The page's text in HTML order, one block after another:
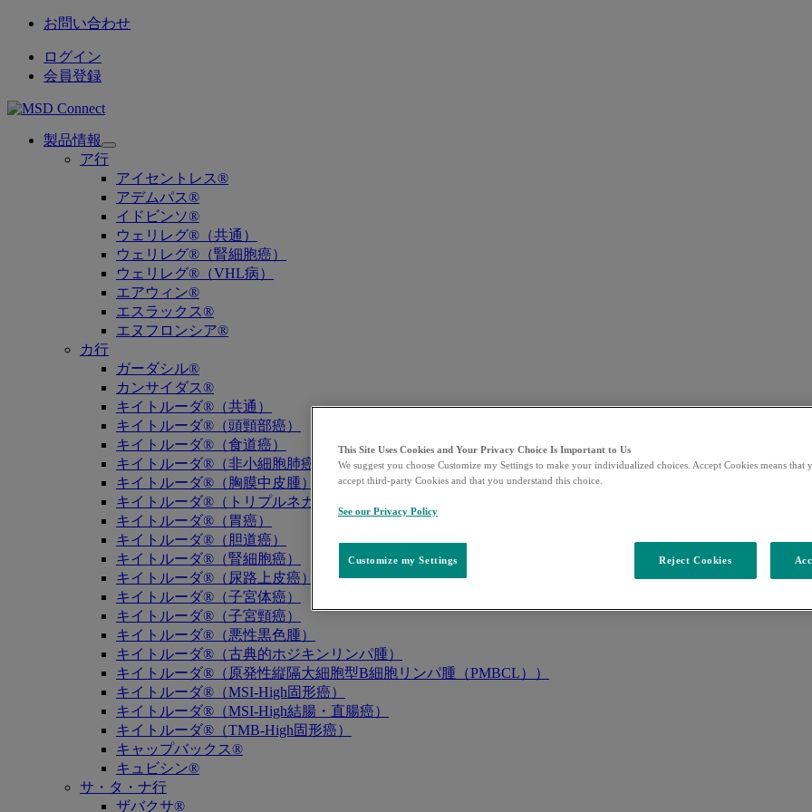
お問い合わせ
ログイン
会員登録
製品情報
Open
submenu
ア行
アイセントレス®
アデムパス®
イドビンソ®
ウェリレグ®（共通）
ウェリレグ®（腎細胞癌）
ウェリレグ®（VHL病）
エアウィン®
エスラックス®
エヌフロンシア®
カ行
ガーダシル®
カンサイダス®
キイトルーダ®（共通）
キイトルーダ®（頭頸部癌）
キイトルーダ®（食道癌）
キイトルーダ®（非小細胞肺癌）
キイトルーダ®（胸膜中皮腫）
キイトルーダ®（トリプルネガティブ乳癌）
キイトルーダ®（胃癌）
キイトルーダ®（胆道癌）
キイトルーダ®（腎細胞癌）
キイトルーダ®（尿路上皮癌）
キイトルーダ®（子宮体癌）
キイトルーダ®（子宮頸癌）
キイトルーダ®（悪性黒色腫）
キイトルーダ®（古典的ホジキンリンパ腫）
キイトルーダ®（原発性縦隔大細胞型B細胞リンパ腫（PMBCL））
キイトルーダ®（MSI-High固形癌）
キイトルーダ®（MSI-High結腸・直腸癌）
キイトルーダ®（TMB-High固形癌）
キャップバックス®
キュビシン®
サ・タ・ナ行
ザバクサ®
This Site Uses Cookies and Your Privacy Choice Is Important to Us
We suggest you choose Customize my Settings to make your individualized choices. Accept Cookies means that
accept third-party Cookies and that you understand this choice.
See our Privacy Policy
Customize my Settings Reject Cookies